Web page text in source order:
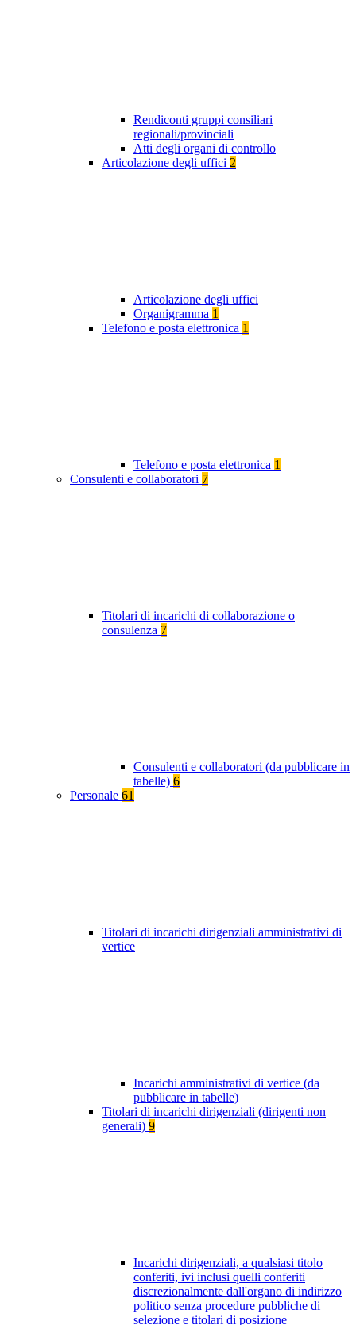
Rendiconti gruppi consiliari
regionali/provinciali
Atti degli organi di controllo
Articolazione degli uffici 2
Articolazione degli uffici
Organigramma 1
Telefono e posta elettronica 1
Telefono e posta elettronica 1
Consulenti e collaboratori 7
Titolari di incarichi di collaborazione o
consulenza 7
Consulenti e collaboratori (da pubblicare in
tabelle) 6
Personale 61
Titolari di incarichi dirigenziali amministrativi di
vertice
Incarichi amministrativi di vertice (da
pubblicare in tabelle)
Titolari di incarichi dirigenziali (dirigenti non
generali) 9
Incarichi dirigenziali, a qualsiasi titolo
conferiti, ivi inclusi quelli conferiti
discrezionalmente dall'organo di indirizzo
politico senza procedure pubbliche di
selezione e titolari di posizione